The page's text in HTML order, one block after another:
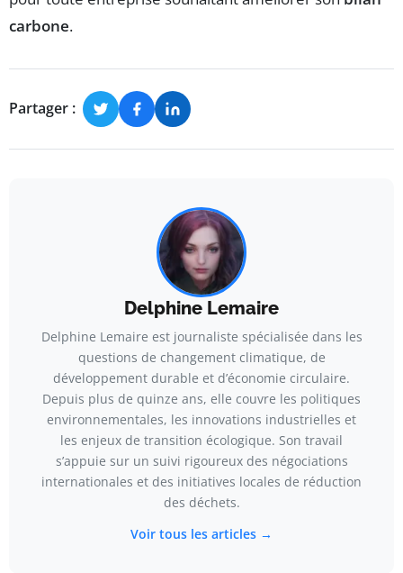
carbone.
Partager :
Delphine Lemaire
Delphine Lemaire est journaliste spécialisée dans les
questions de changement climatique, de
développement durable et d’économie circulaire.
Depuis plus de quinze ans, elle couvre les politiques
environnementales, les innovations industrielles et
les enjeux de transition écologique. Son travail
s’appuie sur un suivi rigoureux des négociations
internationales et des initiatives locales de réduction
des déchets.
Voir tous les articles →